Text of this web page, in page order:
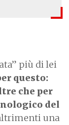
più di lei
questo:
che per
del
una